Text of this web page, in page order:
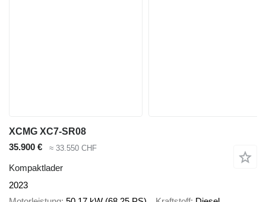
XCMG XC7-SR08
35.900 €
≈ 33.550 CHF
Kompaktlader
2023